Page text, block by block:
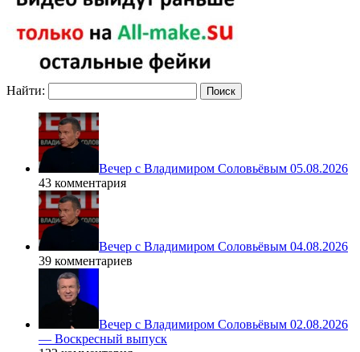
Найти:
Вечер с Владимиром Соловьёвым 05.08.2026
43 комментария
Вечер с Владимиром Соловьёвым 04.08.2026
39 комментариев
Вечер с Владимиром Соловьёвым 02.08.2026
— Воскресный выпуск